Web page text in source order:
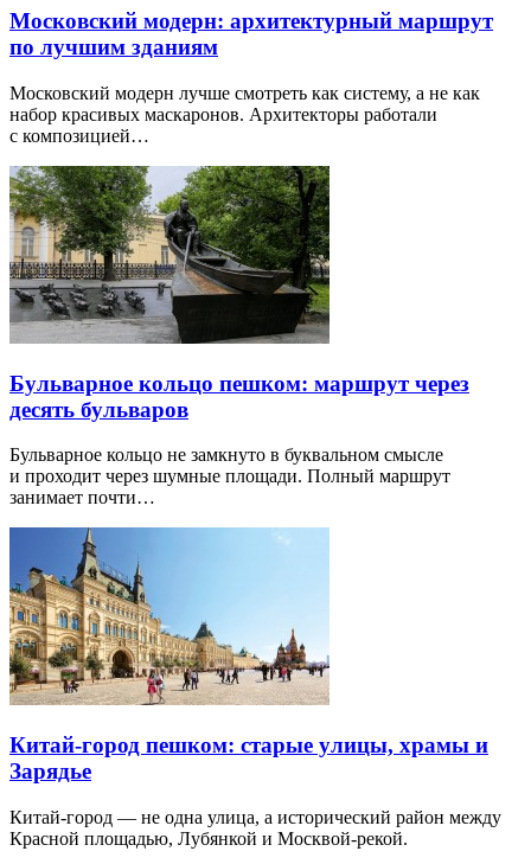
Московский модерн: архитектурный маршрут
по лучшим зданиям
Московский модерн лучше смотреть как систему, а не как
набор красивых маскаронов. Архитекторы работали
с композицией…
Бульварное кольцо пешком: маршрут через
десять бульваров
Бульварное кольцо не замкнуто в буквальном смысле
и проходит через шумные площади. Полный маршрут
занимает почти…
Китай-город пешком: старые улицы, храмы и
Зарядье
Китай-город — не одна улица, а исторический район между
Красной площадью, Лубянкой и Москвой-рекой.